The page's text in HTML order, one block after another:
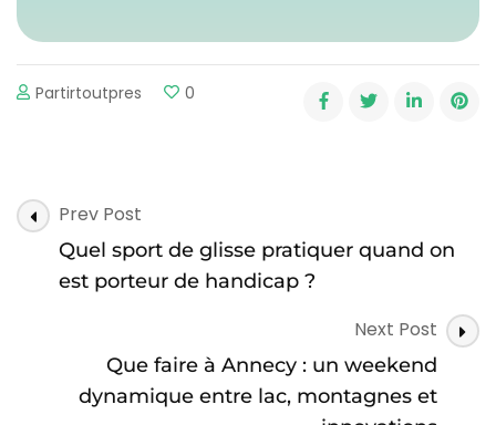
Partirtoutpres 0
Post
Navigation
Prev Post
Quel sport de glisse pratiquer quand on
est porteur de handicap ?
Next Post
Que faire à Annecy : un weekend
dynamique entre lac, montagnes et